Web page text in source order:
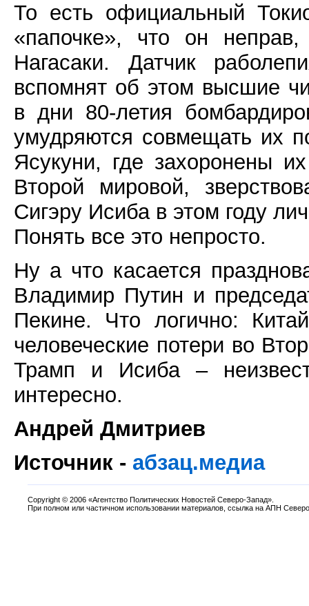
То есть официальный
«папочке», что он
Нагасаки. Датчик
вспомнят об этом высшие
в дни 80-летия
умудряются совмещать их
Ясукуни, где захоронены
Второй мировой,
Сигэру Исиба в этом году
Понять все это непросто.
Ну а что касается
Владимир Путин и
Пекине. Что логично:
человеческие потери во
Трамп и Исиба –
интересно.
Андрей Дмитриев
Источник - абзац.медиа
Copyright © 2006 «Агентство Политических Новостей Северо-Запад».
При полном или частичном использовании материалов, ссылка на АПН